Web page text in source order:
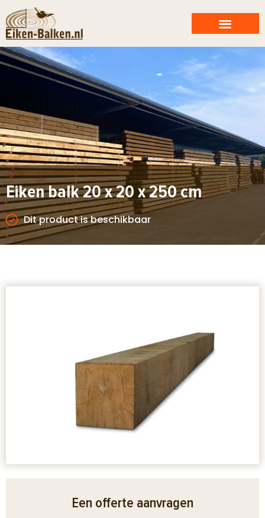
Eiken balk 20 x 20 x 250 cm
Dit product is beschikbaar
Een offerte aanvragen